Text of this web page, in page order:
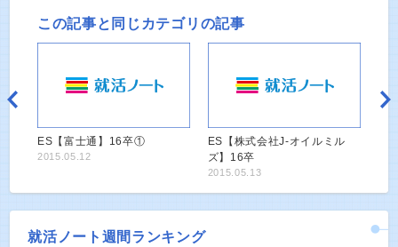
この記事と同じカテゴリの記事
ES【富士通】16卒①
2015.05.12
ES【株式会社J-オイルミル
ズ】16卒
2015.05.13
就活ノート週間ランキング